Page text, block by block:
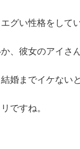
グい性格をして
、彼女のアイさ
婚までイケないと
ですね。